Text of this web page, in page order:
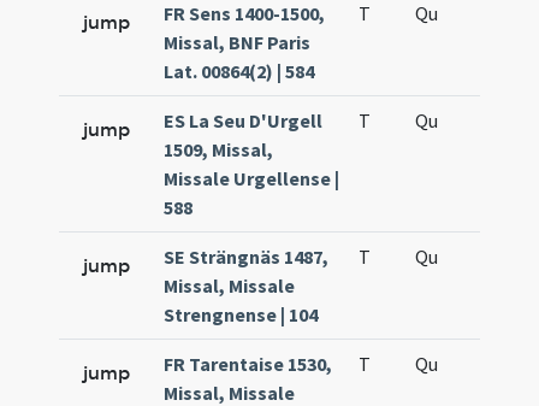
jump
FR Sens 1400-1500,
Missal, BNF Paris
Lat. 00864(2) | 584
T Qu
jump
ES La Seu D'Urgell
1509, Missal,
Missale Urgellense |
588
T Qu
jump
SE Strängnäs 1487,
Missal, Missale
Strengnense | 104
T Qu
jump
FR Tarentaise 1530,
Missal, Missale
T Qu